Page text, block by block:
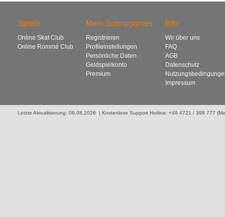
Spiele
Online Skat Club
Online Rommé Club
Mein Sunnygames
Registrieren
Profileinstellungen
Persönliche Daten
Geldspielkonto
Premium
Info
Wir über uns
FAQ
AGB
Datenschutz
Impressum
Letzte Aktualisierung: 06.08.2026 | Kostenlose Support Hotline: +49 4721 / 398 777